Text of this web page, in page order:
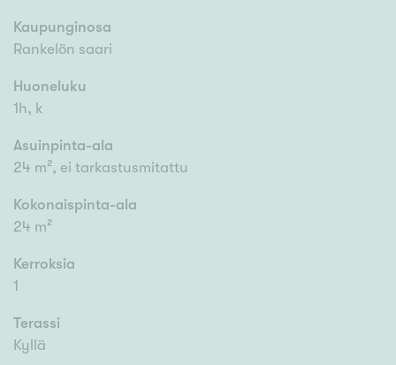
Kaupunginosa
Rankelön saari
Huoneluku
1h, k
Asuinpinta-ala
24 m², ei tarkastusmitattu
Kokonaispinta-ala
24 m²
Kerroksia
1
Terassi
Kyllä